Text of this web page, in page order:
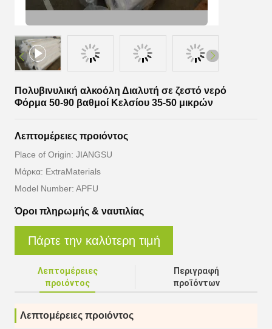
Πολυβινυλική αλκοόλη Διαλυτή σε ζεστό νερό
Φόρμα 50-90 βαθμοί Κελσίου 35-50 μικρών
Λεπτομέρειες προιόντος
Place of Origin: JIANGSU
Μάρκα: ExtraMaterials
Model Number: APFU
Όροι πληρωμής & ναυτιλίας
Πάρτε την καλύτερη τιμή
Λεπτομέρειες
προιόντος
Περιγραφή
προϊόντων
Λεπτομέρειες προιόντος